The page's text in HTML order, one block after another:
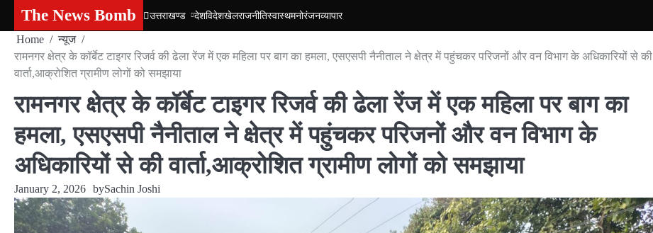
content
The News Bomb उत्तराखण्ड देशविदेशखेलराजनीतिस्वास्थमनोरंजनव्यापार
Home
न्यूज
रामनगर क्षेत्र के कॉर्बेट टाइगर रिजर्व की ढेला रेंज में एक महिला पर बाग का हमला, एसएसपी नैनीताल ने क्षेत्र में पहुंचकर परिजनों और वन विभाग के अधिकारियों से की
वार्ता,आक्रोशित ग्रामीण लोगों को समझाया
रामनगर क्षेत्र के कॉर्बेट टाइगर रिजर्व की ढेला रेंज में एक महिला पर बाग का
हमला, एसएसपी नैनीताल ने क्षेत्र में पहुंचकर परिजनों और वन विभाग के
अधिकारियों से की वार्ता,आक्रोशित ग्रामीण लोगों को समझाया
January 2, 2026 bySachin Joshi